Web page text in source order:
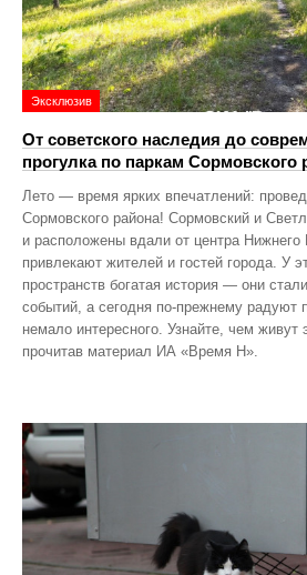
Эксклюзив
От советского наследия до
прогулка по паркам Сормовского
Лето — время ярких впечатлений:
Сормовского района! Сормовский и
и расположены вдали от центра Нижнего
привлекают жителей и гостей города. У
пространств богатая история — они
событий, а сегодня по‑прежнему радуют
немало интересного. Узнайте, чем живут
прочитав материал ИА «Время Н».